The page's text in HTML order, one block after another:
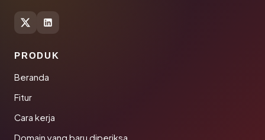
PRODUK
Beranda
Fitur
Cara kerja